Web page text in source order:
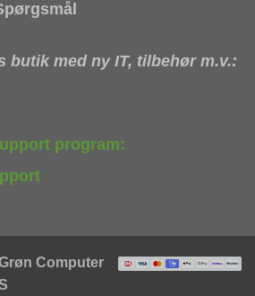
butik med ny IT, tilbehør m.v.:
program:
Computer